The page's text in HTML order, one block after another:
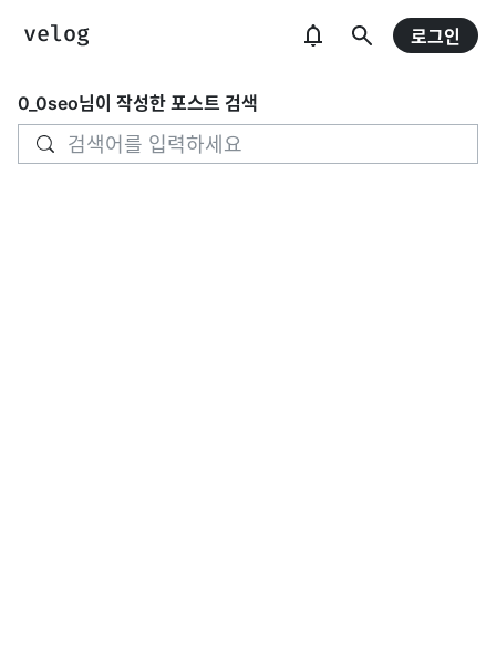
로그인
0_0seo님이 작성한 포스트 검색